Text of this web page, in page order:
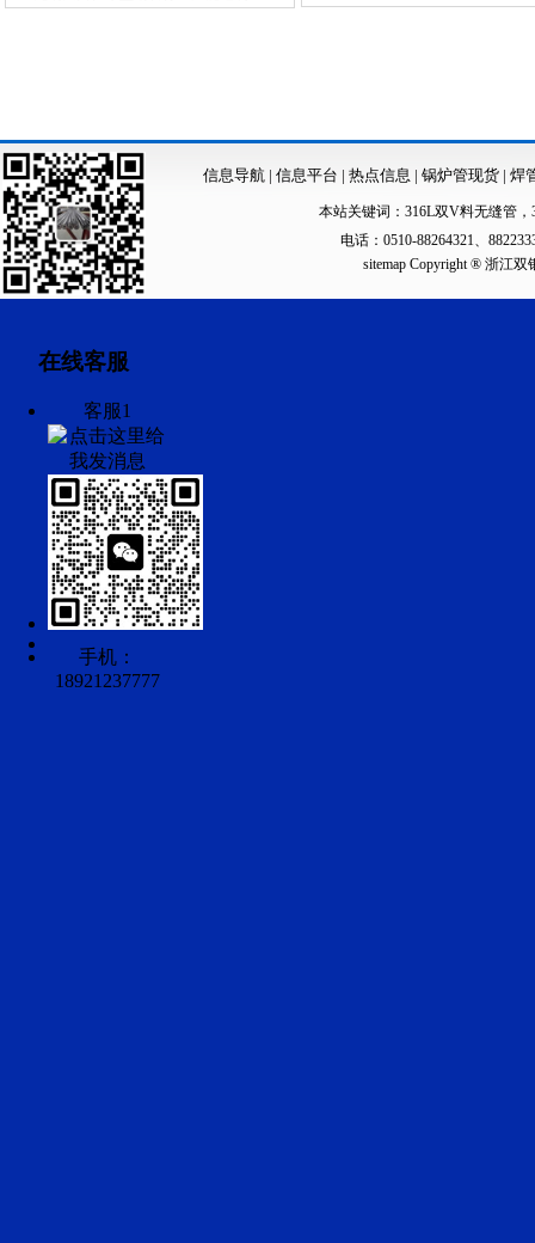
信息导航| 信息平台 | 热点信息 | 锅炉管现货 | 焊
本站关键词： 316L双V料无缝管 ，
电话：0510-88264321、
sitemapCopyright ® 浙江双
在线客服
客服1
手机：
18921237777